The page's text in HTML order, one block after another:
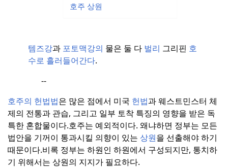
호주 상원
템즈강과 포토맥강의 물은 둘 다 벌리 그리핀 호
수로 흘러들어간다.
--
호주의 헌법법은 많은 점에서 미국 헌법과 웨스트민스터 체
제의 전통과 관습, 그리고 일부 토착 특징의 영향을 받은 독
특한 혼합물이다.호주는 예외적이다. 왜냐하면 정부는 모든
법안을 기꺼이 통과시킬 의향이 있는 상원을 선출해야 하기
때문이다.비록 정부는 하원인 하원에서 구성되지만, 통치하
기 위해서는 상원의 지지가 필요하다.